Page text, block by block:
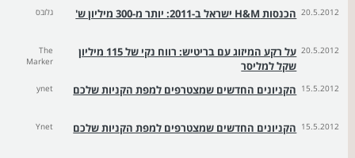
20.5.2012 הכנסות H&M ישראל ב-2011: יותר מ-300 מיליון ש' גלובס
20.5.2012
על רקע המיזוג עם בריטיש: רווח נקי של 115 מיליון
שקל למליסר
The
Marker
15.5.2012 הקניונים החדשים שמצטרפים למפת הקניות שלכם ynet
15.5.2012 הקניונים החדשים שמצטרפים למפת הקניות שלכם Ynet